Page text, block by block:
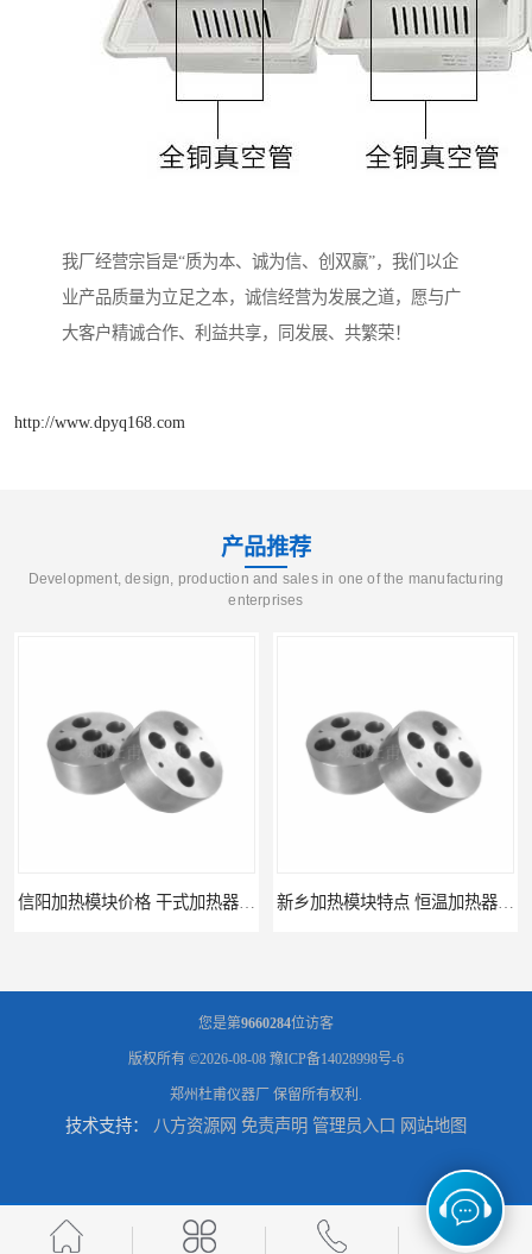
我厂经营宗旨是“质为本、诚为信、创双赢”，我们以企
业产品质量为立足之本，诚信经营为发展之道，愿与广
大客户精诚合作、利益共享，同发展、共繁荣！
http://www.dpyq168.com
产品推荐
Development, design, production and sales in one of the manufacturing
enterprises
信阳加热模块价格 干式加热器 信誉好 新乡加热模块特点 恒温加热器 杜甫仪器
新乡加热模块报价 恒温加热器 濮阳加热模块批发 干烧金属浴
您是第9660284位访客
版权所有 ©2026-08-08 豫ICP备14028998号-6
郑州杜甫仪器厂 保留所有权利.
技术支持： 八方资源网 免责声明 管理员入口 网站地图